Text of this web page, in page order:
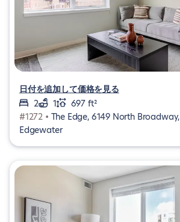
日付を追加して価格を見る
2
1
697 ft²
#1272 • The Edge, 6149 North Broadway,
Edgewater